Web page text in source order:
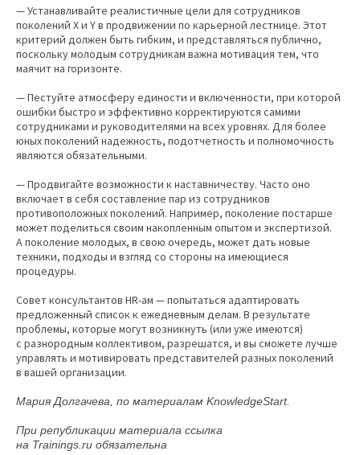
— Устанавливайте реалистичные цели для сотрудников
поколений X и Y в продвижении по карьерной лестнице. Этот
критерий должен быть гибким, и представляться публично,
поскольку молодым сотрудникам важна мотивация тем, что
маячит на горизонте.
— Пестуйте атмосферу единости и включенности, при которой
ошибки быстро и эффективно корректируются самими
сотрудниками и руководителями на всех уровнях. Для более
юных поколений надежность, подотчетность и полномочность
являются обязательными.
— Продвигайте возможности к наставничеству. Часто оно
включает в себя составление пар из сотрудников
противоположных поколений. Например, поколение постарше
может поделиться своим накопленным опытом и экспертизой.
А поколение молодых, в свою очередь, может дать новые
техники, подходы и взгляд со стороны на имеющиеся
процедуры.
Совет консультантов HR-ам — попытаться адаптировать
предложенный список к ежедневным делам. В результате
проблемы, которые могут возникнуть (или уже имеются)
с разнородным коллективом, разрешатся, и вы сможете лучше
управлять и мотивировать представителей разных поколений
в вашей организации.
Мария Долгачева, по материалам KnowledgeStart.
При републикации материала ссылка
на Trainings.ru обязательна